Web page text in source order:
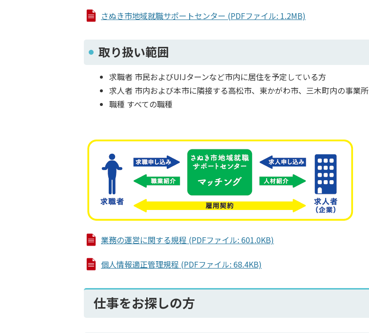
さぬき市地域就職サポートセンター (PDFファイル: 1.2MB)
取り扱い範囲
求職者 市民およびUIJターンなど市内に居住を予定している方
求人者 市内および本市に隣接する高松市、東かがわ市、三木町内の事業所
職種 すべての職種
業務の運営に関する規程 (PDFファイル: 601.0KB)
個人情報適正管理規程 (PDFファイル: 68.4KB)
仕事をお探しの方